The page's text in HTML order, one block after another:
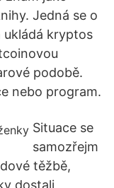
Jedná se o
ukládá kryptos
podobě.
nebo program.
Situace se
samozřejm
těžbě,
dostali